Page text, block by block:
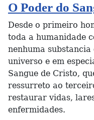
O Poder do
Desde o primeiro
toda a humanidade
nenhuma
universo e em
Sangue de Cristo,
ressurreto ao
restaurar vidas,
enfermidades.